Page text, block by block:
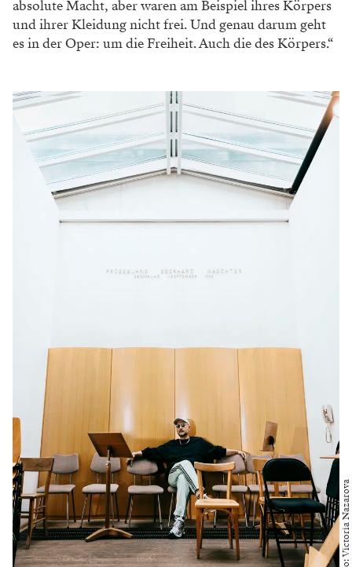
verhaftet und dann zu Hausarrest ­verurteilt – von
dort aus inszenierte er u. a. via Video 2021 den
„Parsifal“ in Wien. Im Jänner 2022 konnte er
ausreisen und lebt seitdem in Berlin im Exil. Das
Gefängnisse aller Art
Kirill Serebrennikov lässt die Oper in einem Institut
für Kostümbild spielen. Monatelang hat er historische
Webtechniken studiert und die Kleidung der
Hauptrollen nachbauen lassen, deren Ankleiden eine
„Wir werden sehr genaue Repliken aller historischen
ich herausfand, dass alle Kostüme, die die Könige und
Königinnen tragen mussten, zum Gefängnis für den
Körper wurden, weil sie keine Möglichkeit hatten,
selbst etwas zu tun. Sie brauchten Helfer, Diener,
manchmal sogar Menschen, die ihnen beim Gehen
halfen, weil die Kleidung so sperrig war. Ich fand das
seltsam und interessant. Da hatten diese Menschen die
absolute Macht, aber waren am Beispiel ihres Körpers
und ihrer Kleidung nicht frei. Und genau darum geht
es in der Oper: um die Freiheit. Auch die des Körpers.“